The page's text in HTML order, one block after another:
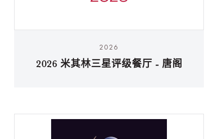
2026
2026 米其林三星评级餐厅 - 唐阁